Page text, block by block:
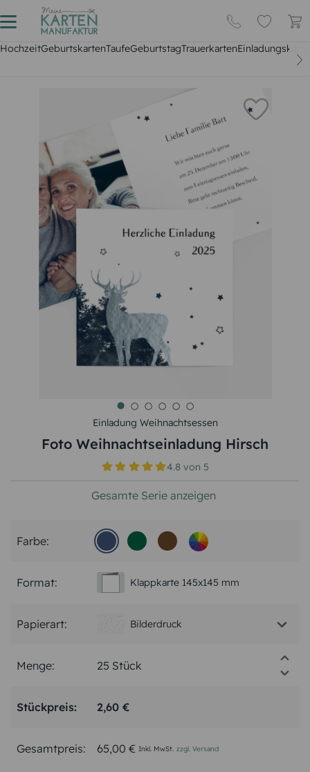
HochzeitGeburtskartenTaufeGeburtstagTrauerkarten
Einladung Weihnachtsessen
Foto Weihnachtseinladung Hirsch
4.8 von5
Gesamte Serie anzeigen
Farbe:
Format: Klappkarte 145x145 mm
Papierart: Bilderdruck
Menge:
Stückpreis: 2,60 €
Gesamtpreis: 65,00 € Inkl. MwSt. zzgl. Versand